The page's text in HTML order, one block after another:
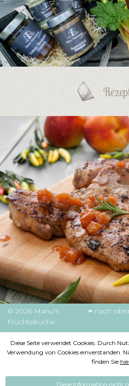
© 2026 Manu's
Früchteküche
nach
Diese Seite verwendet Cookies. Durch
Verwendung von Cookies einverstanden.
finden Sie
Diese Information nicht